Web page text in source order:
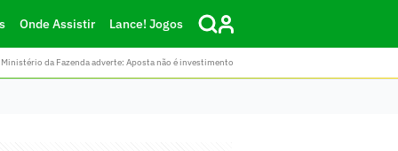
Onde Assistir Lance! Jogos
da Fazenda adverte: Aposta não é investimento